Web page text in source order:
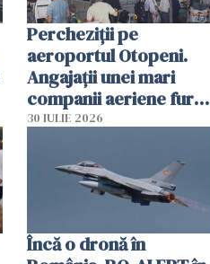
Percheziții pe
aeroportul Otopeni.
Angajații unei mari
companii aeriene furau
parfumuri, ceasuri și
vânzării
30 IULIE 2026
Încă o dronă în